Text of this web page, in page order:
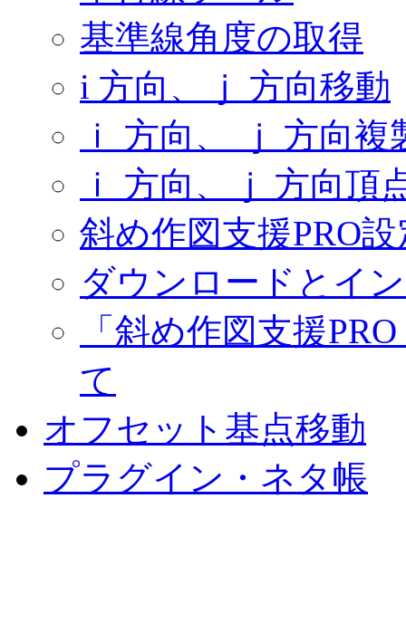
基準線角度の取得
i 方向、ｊ 方向移動
ｉ 方向、 ｊ 方向複
ｉ 方向、ｊ 方向頂
斜め作図支援PRO設
ダウンロードとイ
「斜め作図支援
て
オフセット基点移動
プラグイン・ネタ帳